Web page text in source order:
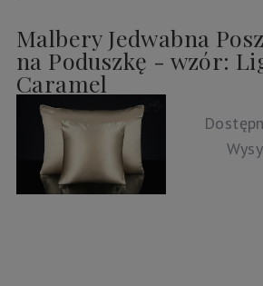
Malbery Jedwabna
na Poduszkę - wzór:
Caramel